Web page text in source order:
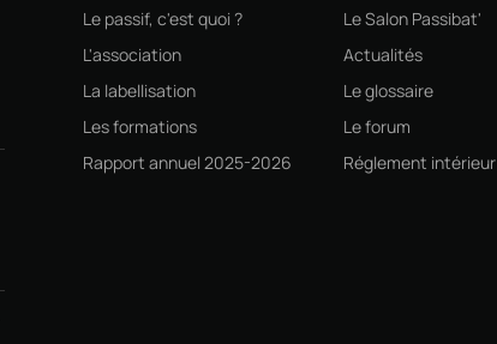
Le passif, c'est quoi ?
L'association
La labellisation
Les formations
Rapport annuel 2025-2026
Le Salon Passibat'
Actualités
Le glossaire
Le forum
Réglement intérieur